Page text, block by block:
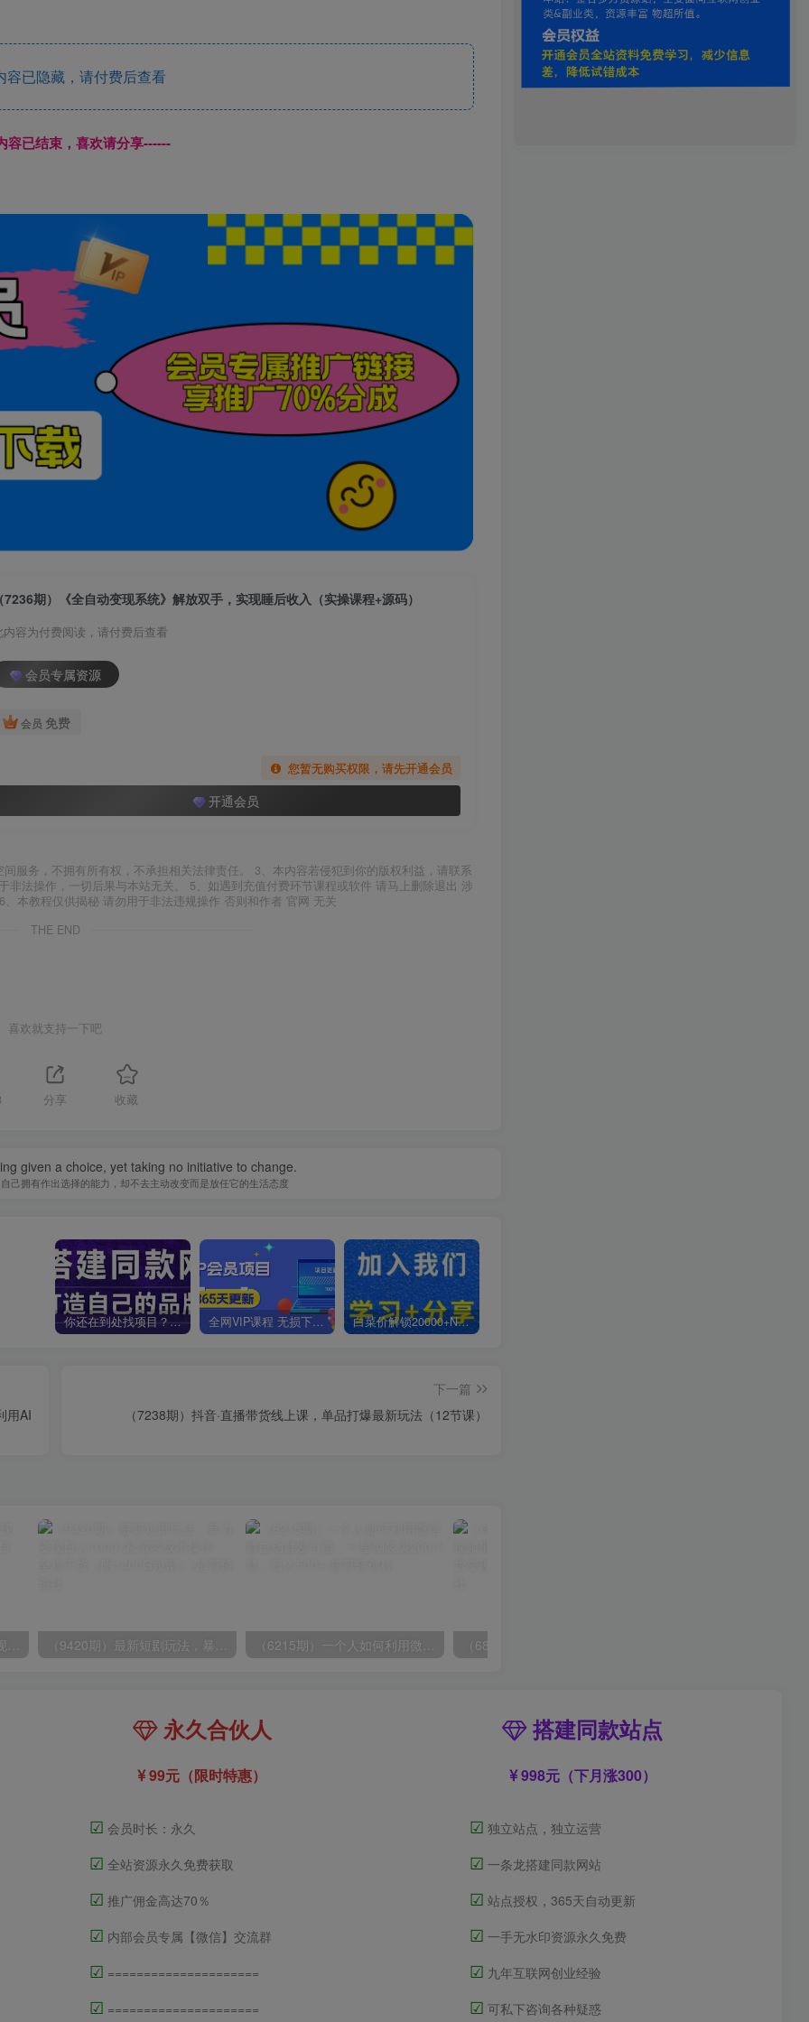
已隐藏，请付费后查看
容已结束，喜欢请分享------
7236期）《全自动变现系统》解放双手，实现睡后收入（实操课程+源码）
内容为付费阅读，请付费后查看
会员专属资源
会员 免费
您暂无购买权限，请先开通会员
开通会员
服务，不拥有所有权，不承担相关法律责任。 3、本内容若侵犯到你的版权利益，请联系
法操作，一切后果与本站无关。 5、如遇到充值付费环节课程或软件 请马上删除退出 涉
本教程仅供揭秘 请勿用于非法违规操作 否则和作者 官网 无关
THE END
喜欢就支持一下吧
分享 收藏
given a choice, yet taking no initiative to change.
己拥有作出选择的能力，却不去主动改变而是放任它的生活态度
你还在到处找项目？还在当韭菜？我靠卖项目一个月收入5万+，曾经我也是个失败者。 全网VIP课程 无损下载~ 白菜价解锁20000+N个赚钱机会，加入超哥轻创社会员，全站资源免费学习。
用AI
下一篇
（7238期）抖音·直播带货线上课，单品打爆最新玩法（12节课）
（8409期）几篇图文一周变现1500＋，深度拆解面试掘金项目，小白轻松上手 （9420期）最新短剧玩法，暴力变现日入1000+私域零成本操作，全程干货（附1400G短剧） （6215期）一个人如何利用微信群自动群发引流，一星期装满200个群，日入500+
永久合伙人
99元（限时特惠）
☑ 会员时长：永久
☑ 全站资源永久免费获取
☑ 推广佣金高达70％
☑ 内部会员专属【微信】交流群
☑ =====================
☑ =====================
搭建同款站点
998元（下月涨300）
☑ 独立站点，独立运营
☑ 一条龙搭建同款网站
☑ 站点授权，365天自动更新
☑ 一手无水印资源永久免费
☑ 九年互联网创业经验
☑ 可私下咨询各种疑惑